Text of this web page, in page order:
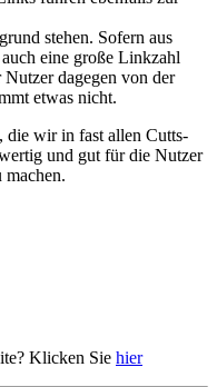
stehen. Sofern aus
eine große Linkzahl
dagegen von der
etwas nicht.
die wir in fast allen Cutts-
und gut für die Nutzer
machen.
Klicken Sie hier